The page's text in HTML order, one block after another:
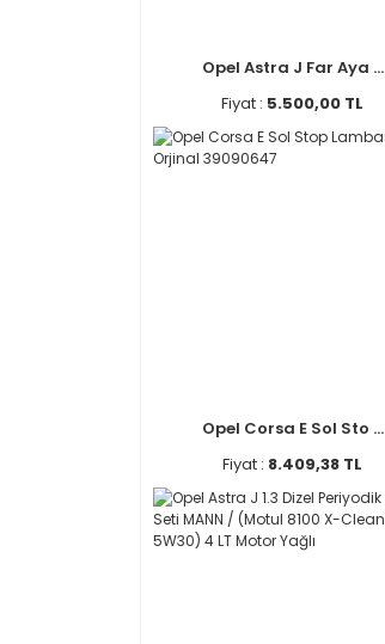
Opel Astra J Far Aya ...
Fiyat : 5.500,00 TL
Opel Corsa E Sol Sto ...
Fiyat : 8.409,38 TL